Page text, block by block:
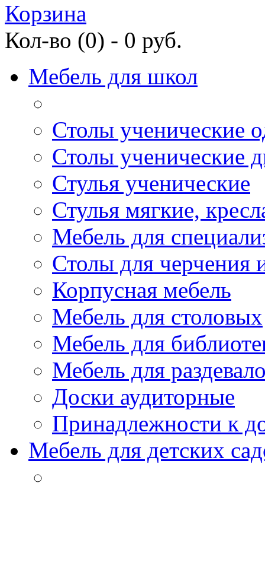
Корзина
Кол-во (0) - 0 руб.
Мебель для школ
Столы ученические
Столы ученические
Стулья ученические
Стулья мягкие,
Мебель для
Столы для черчения
Корпусная мебель
Мебель для столовых
Мебель для
Мебель для
Доски аудиторные
Принадлежности к
Мебель для детских